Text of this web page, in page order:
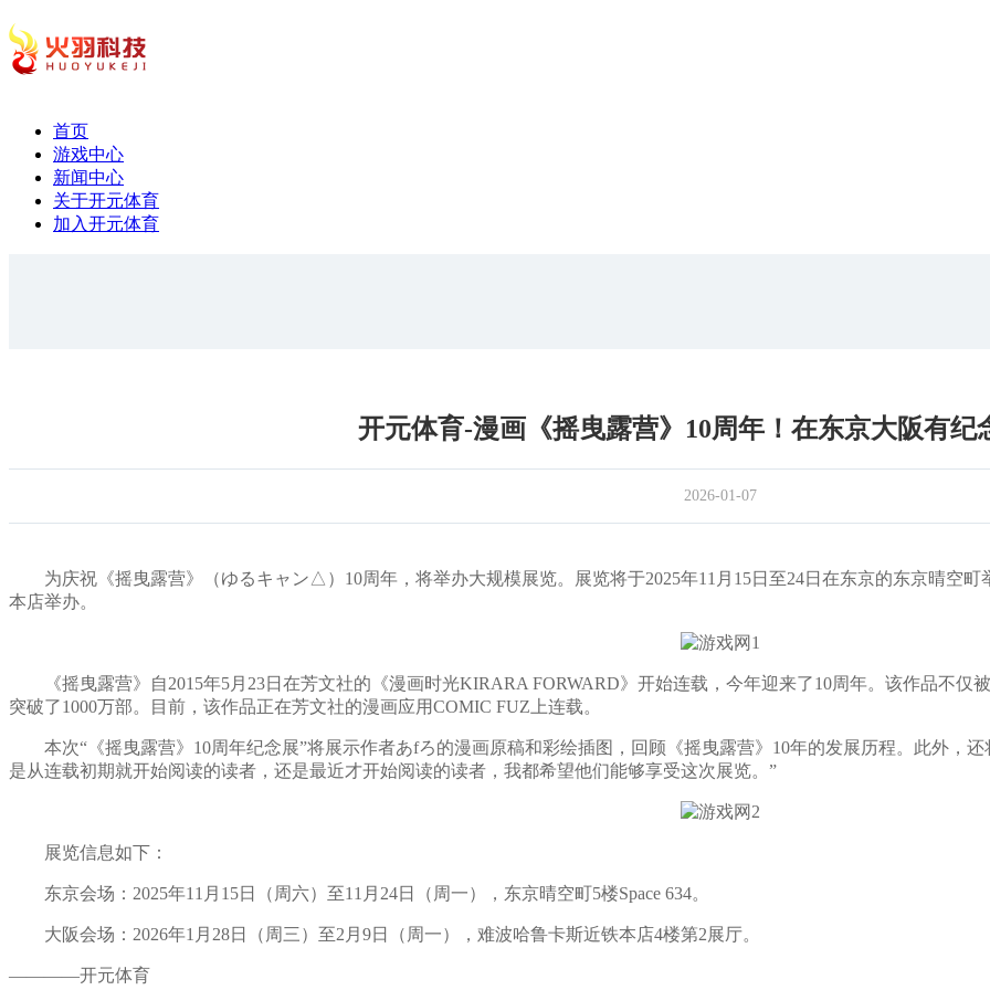
首页
游戏中心
新闻中心
关于开元体育
加入开元体育
开元体育-漫画《摇曳露营》10周年！在东京大阪有纪
2026-01-07
为庆祝《摇曳露营》（ゆるキャン△）10周年，将举办大规模展览。展览将于2025年11月15日至24日在东京的东京晴空町
本店举办。
《摇曳露营》自2015年5月23日在芳文社的《漫画时光KIRARA FORWARD》开始连载，今年迎来了10周年。该作品不仅
突破了1000万部。目前，该作品正在芳文社的漫画应用COMIC FUZ上连载。
本次“《摇曳露营》10周年纪念展”将展示作者あfろ的漫画原稿和彩绘插图，回顾《摇曳露营》10年的发展历程。此外，
是从连载初期就开始阅读的读者，还是最近才开始阅读的读者，我都希望他们能够享受这次展览。”
展览信息如下：
东京会场：2025年11月15日（周六）至11月24日（周一），东京晴空町5楼Space 634。
大阪会场：2026年1月28日（周三）至2月9日（周一），难波哈鲁卡斯近铁本店4楼第2展厅。
————开元体育